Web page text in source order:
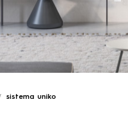
sistema uniko